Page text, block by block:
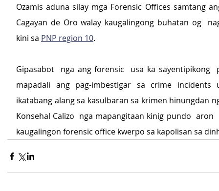
Ozamis aduna silay mga Forensic Offices samtang
Cagayan de Oro walay kaugalingong buhatan og
kini sa PNP region 10.
Gipasabot  nga ang forensic  usa ka sayentipikong
mapadali ang pag-imbestigar sa crime incidents
ikatabang alang sa kasulbaran sa krimen hinungdan
Konsehal Calizo  nga mapangitaan kinig pundo  aron
kaugalingon forensic office kwerpo sa kapolisan sa